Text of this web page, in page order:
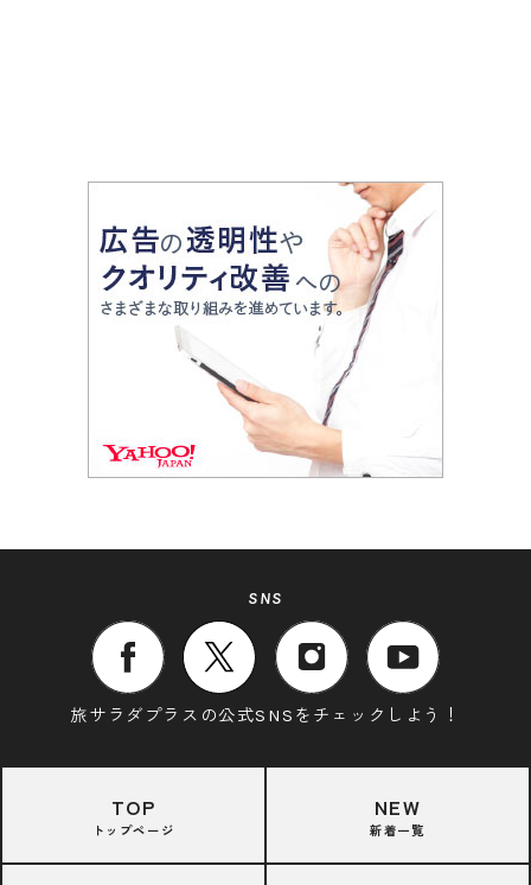
SNS
旅サラダプラスの公式SNSをチェックしよう！
TOP
トップページ
NEW
新着一覧